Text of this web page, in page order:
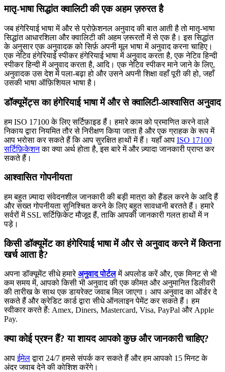
मातृ-भाषा सिद्धांत क्वालिटी की एक अहम ज़रुरत है
जब हंगेरियाई भाषा में और से प्रोफ़ेशनल अनुवाद की बात आती है तो मातृ-भाषा
सिद्धांत आधारशिला और क्वालिटी की अहम ज़रूरतों में से एक है। इस सिद्धांत
के अनुसार एक अनुवादक को सिर्फ़ अपनी मूल भाषा में अनुवाद करना चाहिए।
एक नेटिव हंगेरियाई स्पीकर हंगेरियाई भाषा में अनुवाद करता है, एक नेटिव हिन्दी
स्पीकर हिन्दी में अनुवाद करता है, आदि। एक नेटिव स्पीकर माने जाने के लिए,
अनुवादक उस देश में पला-बढ़ा हो और उसने अपनी शिक्षा वहाँ पूरी की हो, जहाँ
उसकी भाषा ऑफ़िशियल भाषा है।
डॉक्यूमेंट्स का हंगेरियाई भाषा में और से क्वालिटी-आश्वासित अनुवाद
हम ISO 17100 के लिए सर्टिफ़ाइड हैं। हमारे काम को प्रमाणित करने वाले
निकाय द्वारा नियमित तौर से निरीक्षण किया जाता है और एक ग्राहक के रूप में
आप भरोसा कर सकते हैं कि आप सुरक्षित हाथों में हैं। यहाँ आप ISO 17100
सर्टिफ़िकेशनका क्या अर्थ होता है, इस बारे में और ज़्यादा जानकारी प्राप्त कर
सकते हैं।
आश्वासित गोपनीयता
हम बहुत ज़्यादा संवेदनशील जानकारी की बड़ी मात्रा को हैंडल करने के आदि हैं
और सख्त गोपनीयता सुनिश्चित करने के लिए बहुत सावधानी बरतते हैं। हमारे
सर्वरों में SSL सर्टिफ़िकेट मौजूद हैं, ताकि आपकी जानकारी गलत हाथों में न
पड़े।
किसी डॉक्यूमेंट का हंगेरियाई भाषा में और से अनुवाद करने में कितना
खर्च आता है?
अपना डॉक्यूमेंट सीधे हमारेअनुवाद पोर्टलमें अपलोड करें और, एक मिनट से भी
कम समय में, आपको किसी भी अनुवाद की एक कीमत और अनुमानित डिलीवरी
की तारीख के साथ एक डायरेक्ट जवाब मिल जाएगा। आप अनुवाद का ऑर्डर दे
सकते हैं और क्रेडिट कार्ड द्वारा सीधे ऑनलाइन पेमेंट कर सकते हैं। हम
स्वीकार करते हैं: Amex, Diners, Mastercard, Visa, PayPal और Apple
Pay.
क्या कोई प्रश्न हैं? या शायद आपको कुछ और जानकारी चाहिए?
आपईमेलद्वारा 24/7 हमसे संपर्क कर सकते हैं और हम आपको 15 मिनट के
अंदर जवाब देने की कोशिश करेंगे।